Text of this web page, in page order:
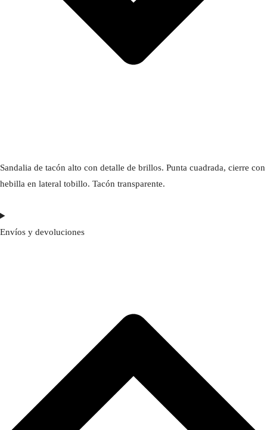
Sandalia de tacón alto con detalle de brillos. Punta cuadrada, cierre con
hebilla en lateral tobillo. Tacón transparente.
Envíos y devoluciones